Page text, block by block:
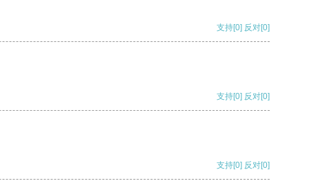
支持[0] 反对[0]
支持[0] 反对[0]
支持[0] 反对[0]